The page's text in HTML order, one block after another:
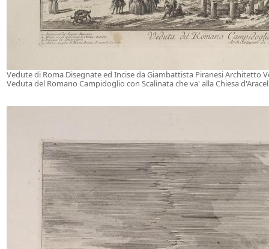
Vedute di Roma Disegnate ed Incise da Giambattista Piranesi Architetto
Veduta del Romano Campidoglio con Scalinata che va' alla Chiesa